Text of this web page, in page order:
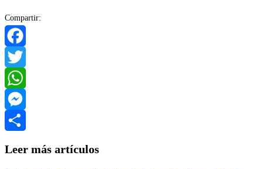
Compartir:
Facebook
Twitter
WhatsApp
Messenger
Leer más artículos